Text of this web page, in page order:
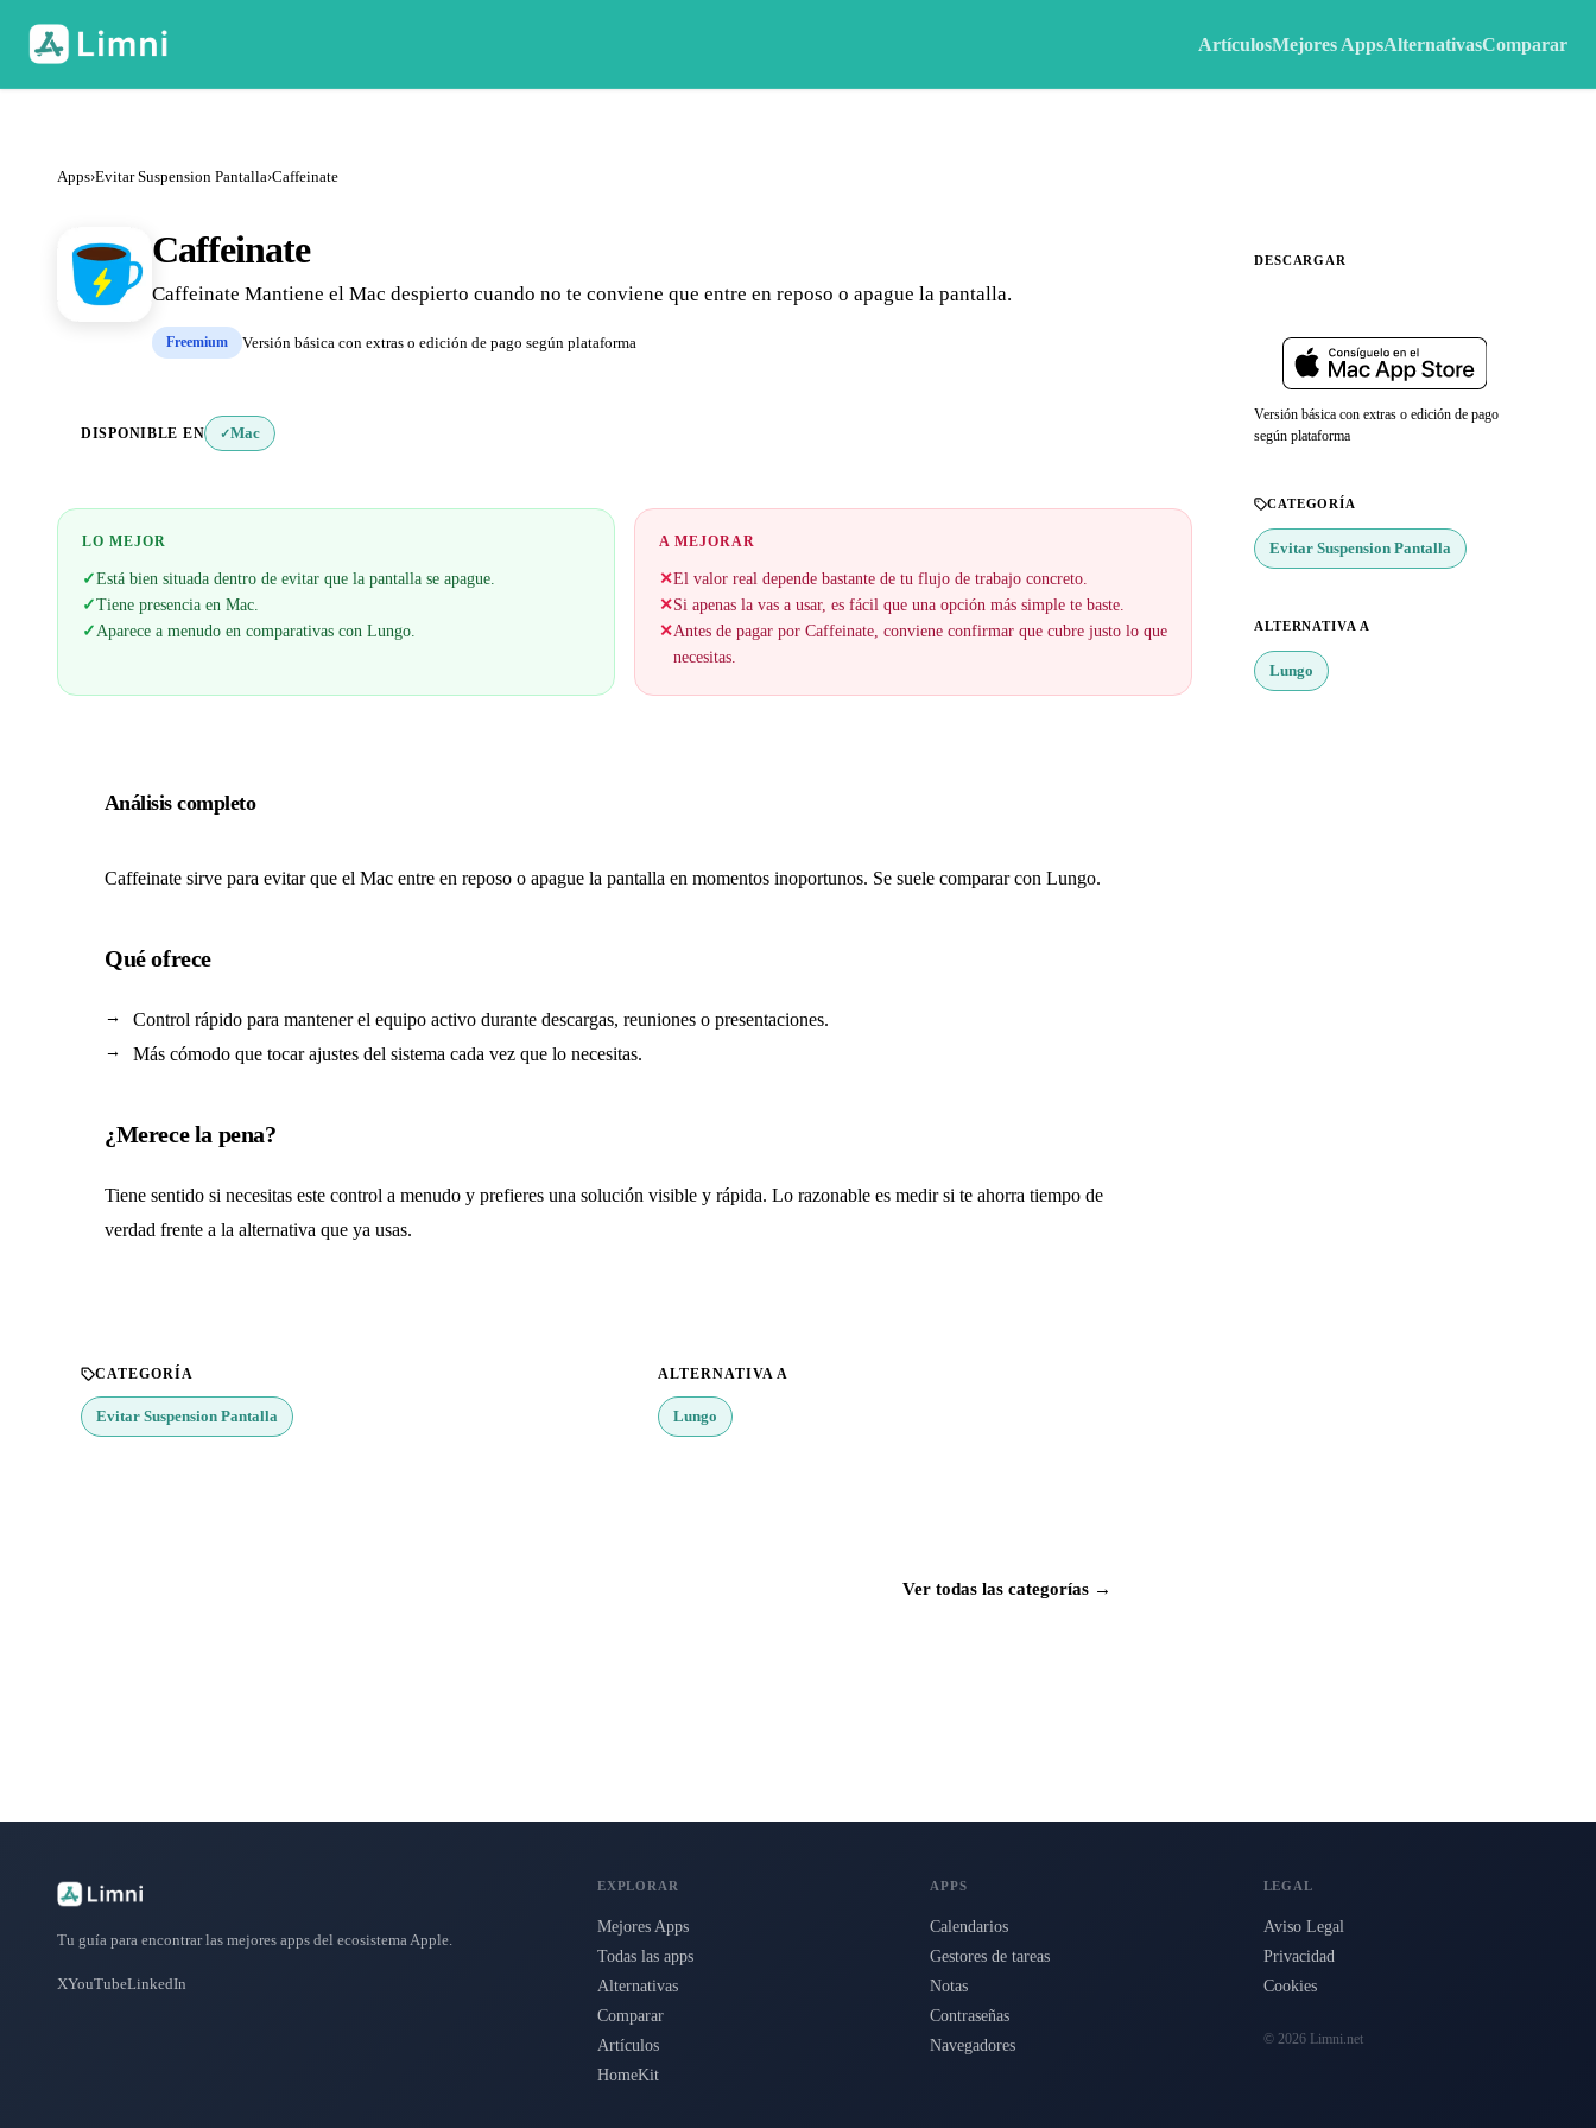
ArtículosMejores AppsAlternativasComparar
Apps›Evitar Suspension Pantalla›Caffeinate
Caffeinate
Caffeinate Mantiene el Mac despierto cuando no te conviene que entre en reposo o apague la pantalla.
Freemium Versión básica con extras o edición de pago según plataforma
DISPONIBLE EN ✓Mac
LO MEJOR
✓Está bien situada dentro de evitar que la pantalla se apague.
✓Tiene presencia en Mac.
✓Aparece a menudo en comparativas con Lungo.
A MEJORAR
✕El valor real depende bastante de tu flujo de trabajo concreto.
✕Si apenas la vas a usar, es fácil que una opción más simple te baste.
✕Antes de pagar por Caffeinate, conviene confirmar que cubre justo lo que
necesitas.
Análisis completo
Caffeinate sirve para evitar que el Mac entre en reposo o apague la pantalla en momentos inoportunos. Se suele comparar con Lungo.
Qué ofrece
Control rápido para mantener el equipo activo durante descargas, reuniones o presentaciones.
Más cómodo que tocar ajustes del sistema cada vez que lo necesitas.
¿Merece la pena?
Tiene sentido si necesitas este control a menudo y prefieres una solución visible y rápida. Lo razonable es medir si te ahorra tiempo de
verdad frente a la alternativa que ya usas.
CATEGORÍA
Evitar Suspension Pantalla
ALTERNATIVA A
Lungo
Ver todas las categorías →
DESCARGAR
Versión básica con extras o edición de pago
según plataforma
CATEGORÍA
Evitar Suspension Pantalla
ALTERNATIVA A
Lungo
Tu guía para encontrar las mejores apps del ecosistema Apple.
XYouTubeLinkedIn
EXPLORAR
Mejores Apps
Todas las apps
Alternativas
Comparar
Artículos
HomeKit
APPS
Calendarios
Gestores de tareas
Notas
Contraseñas
Navegadores
LEGAL
Aviso Legal
Privacidad
Cookies
© 2026 Limni.net